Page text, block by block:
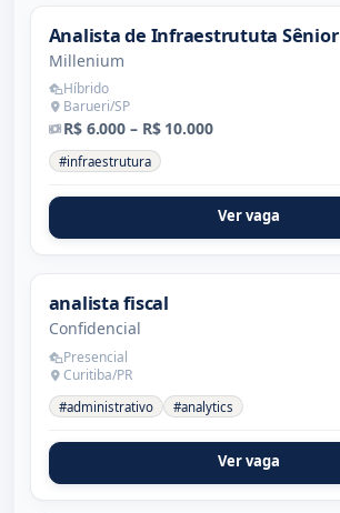
Analista de Infraestrututa Sênior
Millenium
Híbrido
Barueri/SP
R$ 6.000 – R$ 10.000
#infraestrutura
Ver vaga
analista fiscal
Confidencial
Presencial
Curitiba/PR
#administrativo #analytics
Ver vaga